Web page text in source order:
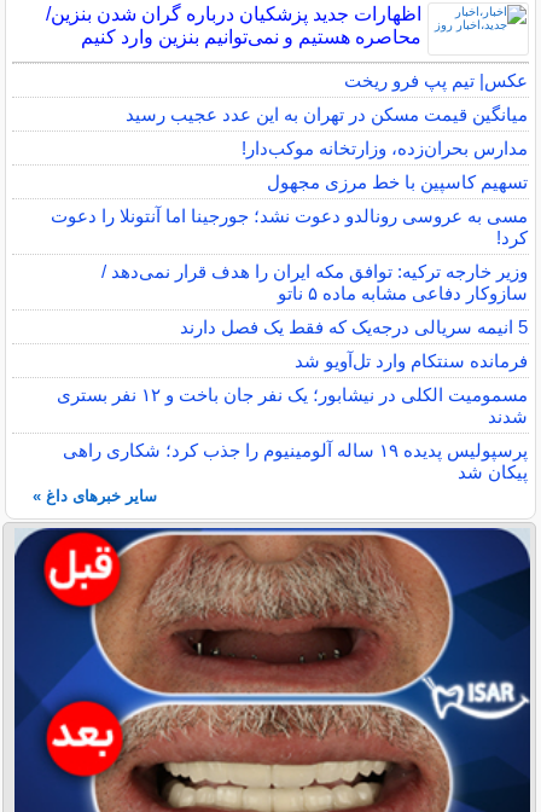
اظهارات جدید پزشکیان درباره گران شدن بنزین/
محاصره هستیم و نمی‌توانیم بنزین وارد کنیم
عکس| تیم پپ فرو ریخت
میانگین قیمت مسکن در تهران به این عدد عجیب رسید
مدارس بحران‌زده، وزارتخانه موکب‌دار!
تسهیم کاسپین با خط مرزی مجهول
مسی به عروسی رونالدو دعوت نشد؛ جورجینا اما آنتونلا را دعوت
کرد!
وزیر خارجه ترکیه: توافق مکه ایران را هدف قرار نمی‌دهد /
سازوکار دفاعی مشابه ماده ۵ ناتو
5 انیمه سریالی درجه‌یک که فقط یک فصل دارند
فرمانده سنتکام وارد تل‌آویو شد
مسمومیت الکلی در نیشابور؛ یک نفر جان باخت و ۱۲ نفر بستری
شدند
پرسپولیس پدیده ۱۹ ساله آلومینیوم را جذب کرد؛ شکاری راهی
پیکان شد
سایر خبرهای داغ »